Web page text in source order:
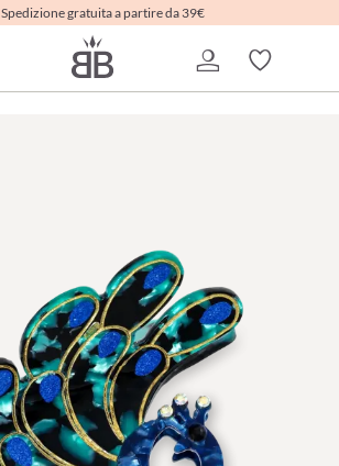
Spedizione gratuita a partire da 39€